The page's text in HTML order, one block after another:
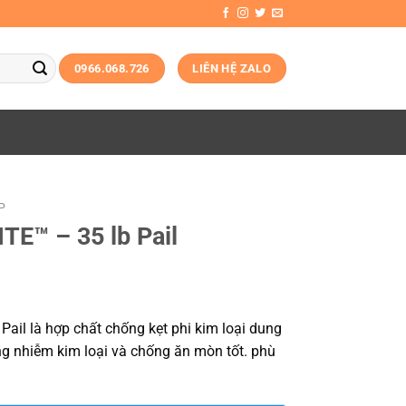
0966.068.726 LIÊN HỆ ZALO
– 35 lb Pail
là hợp chất chống kẹt phi kim loại dung
nhiễm kim loại và chống ăn mòn tốt. phù